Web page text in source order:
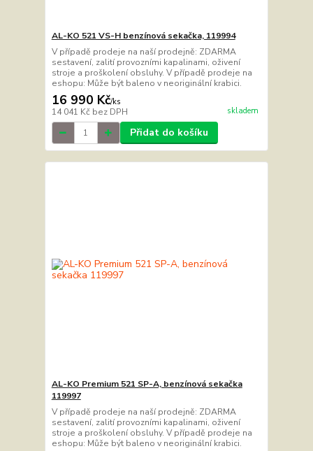
AL-KO 521 VS-H benzínová sekačka, 119994
V případě prodeje na naší prodejně: ZDARMA
sestavení, zalití provozními kapalinami, oživení
stroje a proškolení obsluhy. V případě prodeje na
eshopu: Může být baleno v neoriginální krabici.
16 990 Kč/ks
14 041 Kč bez DPH skladem
Přidat do košíku
AL-KO Premium 521 SP-A, benzínová sekačka
119997
V případě prodeje na naší prodejně: ZDARMA
sestavení, zalití provozními kapalinami, oživení
stroje a proškolení obsluhy. V případě prodeje na
eshopu: Může být baleno v neoriginální krabici.